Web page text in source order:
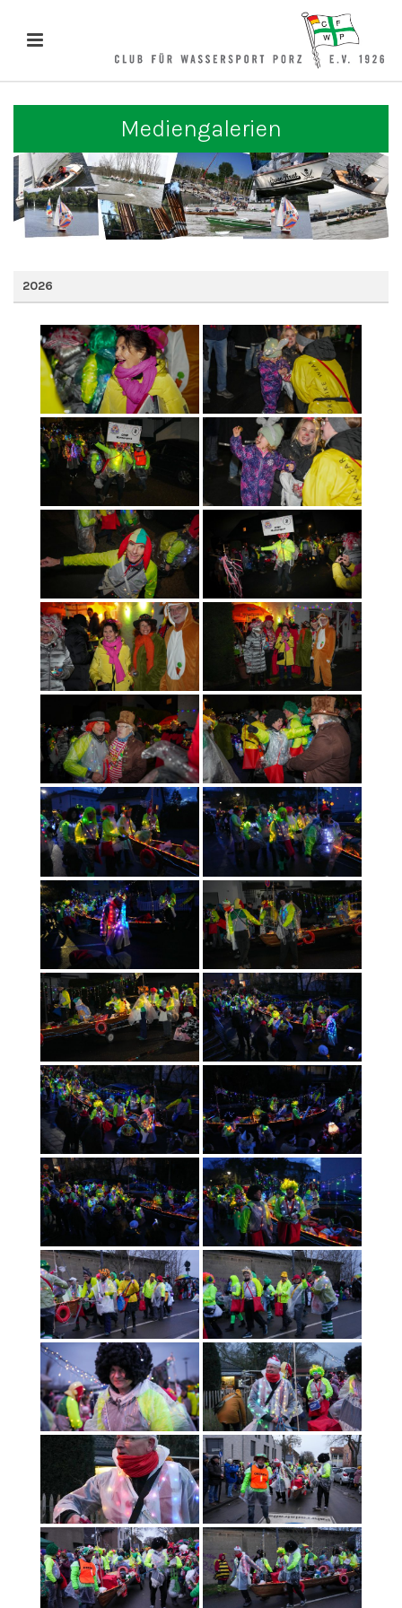
Mediengalerien
2026